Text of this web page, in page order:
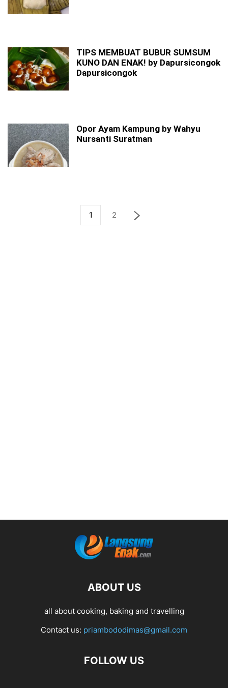
TIPS MEMBUAT BUBUR SUMSUM
KUNO DAN ENAK! by Dapursicongok
Dapursicongok
Opor Ayam Kampung by Wahyu
Nursanti Suratman
1 2
ABOUT US
all about cooking, baking and travelling
Contact us: priambododimas@gmail.com
FOLLOW US